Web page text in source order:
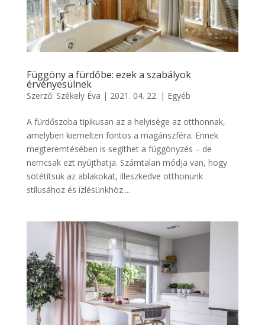
Függöny a fürdőbe: ezek a szabályok
érvényesülnek
Szerző: Székely Éva | 2021. 04. 22. | Egyéb
A fürdőszoba tipikusan az a helyisége az otthonnak,
amelyben kiemelten fontos a magánszféra. Ennek
megteremtésében is segíthet a függönyzés – de
nemcsak ezt nyújthatja. Számtalan módja van, hogy
sötétítsük az ablakokat, illeszkedve otthonunk
stílusához és ízlésünkhöz....